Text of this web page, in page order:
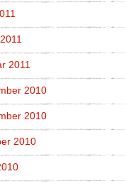
2011
2010
2010
2010